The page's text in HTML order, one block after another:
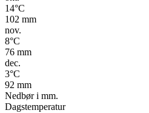
14°C
102 mm
nov.
8°C
76 mm
dec.
3°C
92 mm
Nedbør i mm.
Dagstemperatur